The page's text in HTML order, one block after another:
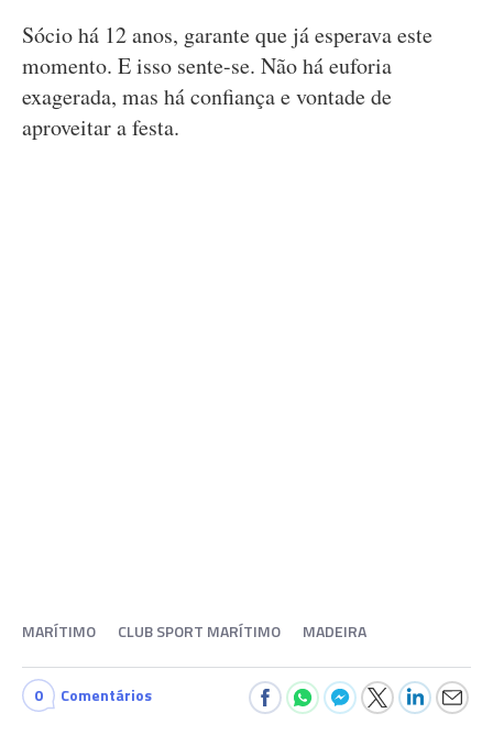
Sócio há 12 anos, garante que já esperava este
momento. E isso sente-se. Não há euforia
exagerada, mas há confiança e vontade de
aproveitar a festa.
MARÍTIMO CLUB SPORT MARÍTIMO MADEIRA
0 Comentários